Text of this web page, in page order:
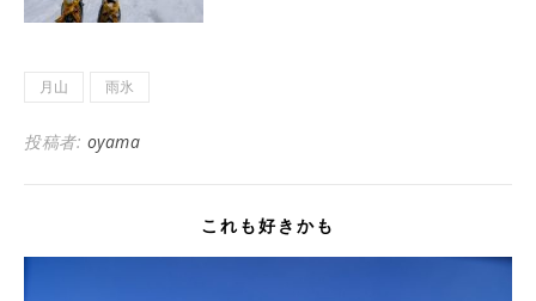
月山 雨氷
投稿者: oyama
これも好きかも